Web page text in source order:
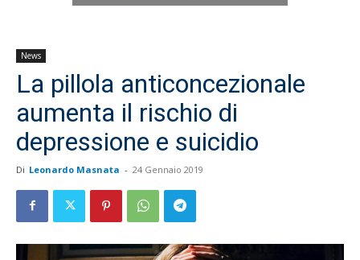
News
La pillola anticoncezionale
aumenta il rischio di
depressione e suicidio
Di Leonardo Masnata - 24 Gennaio 2019